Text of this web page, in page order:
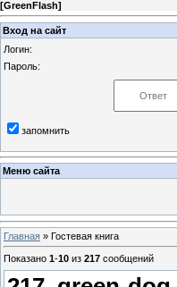
[GreenFlash]
Вход на сайт
Логин:
Пароль:
запомнить
Меню сайта
Главная » Гостевая книга
Показано 1-10 из 217 сообщений